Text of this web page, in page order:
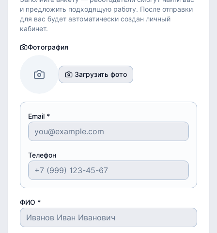
и предложить подходящую работу. После отправки
для вас будет автоматически создан личный
кабинет.
Фотография
Загрузить фото
Email *
Телефон
ФИО *